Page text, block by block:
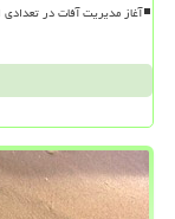
آغاز مدیریت آفات در تعدادی